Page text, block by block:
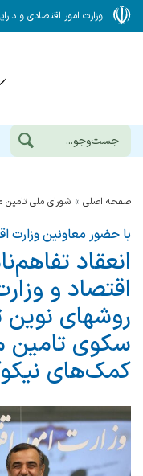
وزارت امور اقتصادی و
صفحه اصلی شورای ملی تامین
با حضور معاونین وزارت
انعقاد
اقتصاد و
روشهای نوین
سکوی تامین
کمک‌های